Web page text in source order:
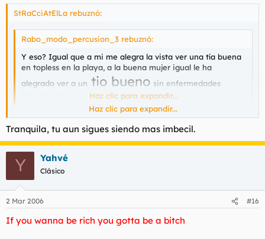
StRaCciAtElLa rebuznó:
Rabo_modo_percusion_3 rebuznó:
Y eso? Igual que a mi me alegra la vista ver una tía buena
en topless en la playa, a la buena mujer igual le ha
alegrado ver a un tio bueno sin enfermedades
Haz clic para expandir...
Jo, este todavia es mas modesto que yo...
Haz clic para expandir...
Tranquila, tu aun sigues siendo mas imbecil.
Y Yahvé
Clásico
2 Mar 2006 #16
If you wanna be rich you gotta be a bitch